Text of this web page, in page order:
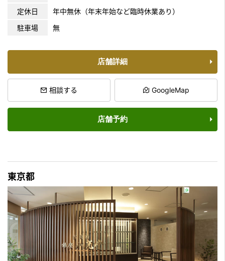
定休日
年中無休（年末年始など臨時休業あり）
駐車場
無
店舗詳細
相談する GoogleMap
店舗予約
東京都